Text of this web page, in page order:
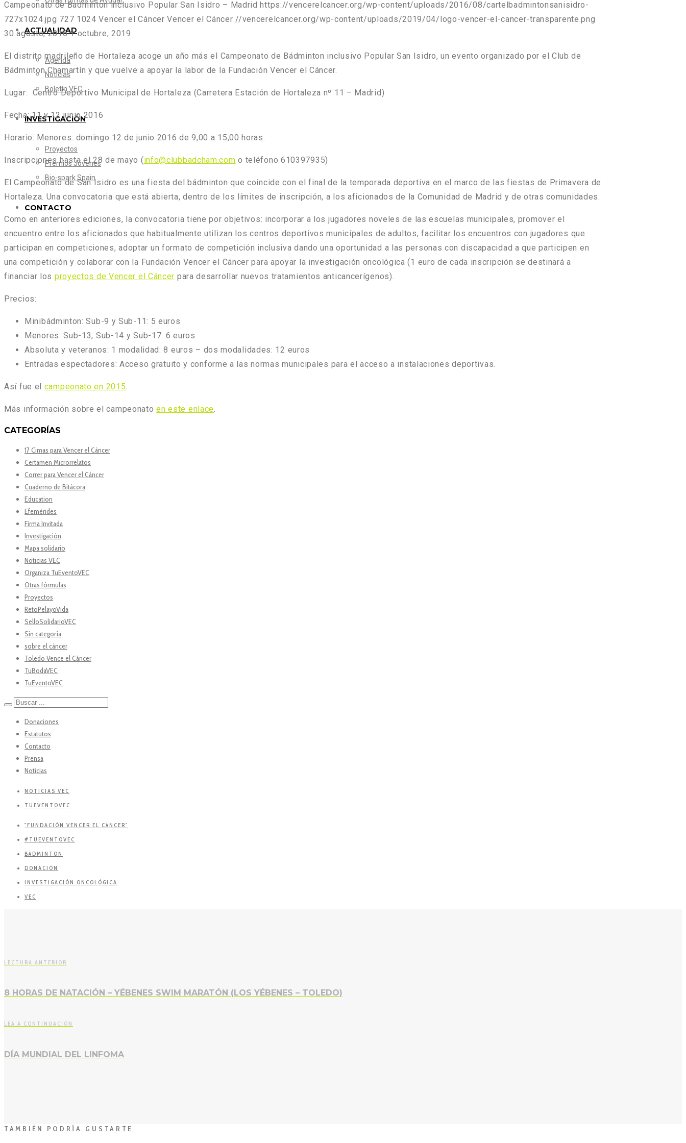
ACTUALIDAD
Agenda
Noticias
Boletín VEC
INVESTIGACIÓN
Proyectos
Premios Jóvenes
Bio-spark Spain
CONTACTO
Campeonato de Badminton inclusivo Popular San Isidro – Madrid https://vencerelcancer.org/wp-content/uploads/2016/08/cartelbadmintonsanisidro-
727x1024.jpg 727 1024 Vencer el Cáncer Vencer el Cáncer //vencerelcancer.org/wp-content/uploads/2019/04/logo-vencer-el-cancer-transparente.png
30 agosto, 2016 1 octubre, 2019
El distrito madrileño de Hortaleza acoge un año más el Campeonato de Bádminton inclusivo Popular San Isidro, un evento organizado por el Club de
Bádminton Chamartín y que vuelve a apoyar la labor de la Fundación Vencer el Cáncer.
Lugar: Centro Deportivo Municipal de Hortaleza (Carretera Estación de Hortaleza nº 11 – Madrid)
Fecha:11 y 12 junio 2016
Horario: Menores: domingo 12 de junio 2016 de 9,00 a 15,00 horas.
Inscripcioneshasta el 28 de mayo (info@clubbadcham.com o teléfono 610397935)
El Campeonato de San Isidro es una fiesta del bádminton que coincide con el final de la temporada deportiva en el marco de las fiestas de Primavera de
Hortaleza. Una convocatoria que está abierta, dentro de los límites de inscripción, a los aficionados de la Comunidad de Madrid y de otras comunidades.
Como en anteriores ediciones, la convocatoria tiene por objetivos: incorporar a los jugadores noveles de las escuelas municipales, promover el
encuentro entre los aficionados que habitualmente utilizan los centros deportivos municipales de adultos, facilitar los encuentros con jugadores que
participan en competiciones, adoptar un formato de competición inclusiva dando una oportunidad a las personas con discapacidad a que participen en
una competición y colaborar con la Fundación Vencer el Cáncer para apoyar la investigación oncológica (1 euro de cada inscripción se destinará a
financiar los proyectos de Vencer el Cáncer para desarrollar nuevos tratamientos anticancerígenos).
Precios:
Minibádminton: Sub-9 y Sub-11: 5 euros
Menores: Sub-13, Sub-14 y Sub-17: 6 euros
Absoluta y veteranos: 1 modalidad: 8 euros – dos modalidades: 12 euros
Entradas espectadores: Acceso gratuito y conforme a las normas municipales para el acceso a instalaciones deportivas.
Así fue el campeonato en 2015
Más información sobre el campeonatoen este enlace
CATEGORÍAS
17 Cimas para Vencer el Cáncer
Certamen Microrrelatos
Correr para Vencer el Cáncer
Cuaderno de Bitácora
Education
Efemérides
Firma Invitada
Investigación
Mapa solidario
Noticias VEC
Organiza TuEventoVEC
Otras fórmulas
Proyectos
RetoPelayoVida
SelloSolidarioVEC
Sin categoría
sobre el cáncer
Toledo Vence el Cáncer
TuBodaVEC
TuEventoVEC
Donaciones
Estatutos
Contacto
Prensa
Noticias
NOTICIAS VEC
TUEVENTOVEC
"FUNDACIÓN VENCER EL CÁNCER"
#TUEVENTOVEC
BÁDMINTON
DONACIÓN
INVESTIGACIÓN ONCOLÓGICA
VEC
LECTURA ANTERIOR
8 HORAS DE NATACIÓN – YÉBENES SWIM MARATÓN (LOS YÉBENES – TOLEDO)
LEA A CONTINUACIÓN
DÍA MUNDIAL DEL LINFOMA
TAMBIÉN PODRÍA GUSTARTE